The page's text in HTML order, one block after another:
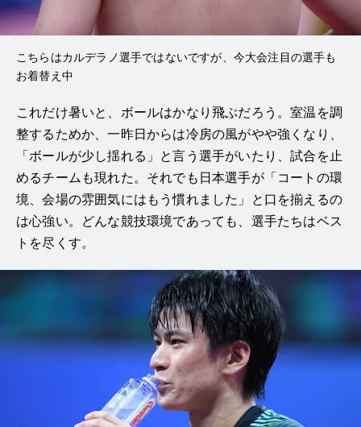
こちらはカルデラノ選手ではないですが、今大会注目の選手も
お着替え中
これだけ暑いと、ボールはかなり飛ぶだろう。室温を調
整するためか、一昨日からは冷房の風がやや強くなり、
「ボールが少し揺れる」と言う選手がいたり、試合を止
めるチームも現れた。それでも日本選手が「コートの環
境、会場の雰囲気にはもう慣れました」と口を揃えるの
は心強い。どんな競技環境であっても、選手たちはベス
トを尽くす。